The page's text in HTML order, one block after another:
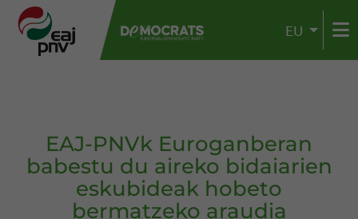
EU
EAJ-PNVk Euroganberan
babestu du aireko bidaiarien
eskubideak hobeto
bermatzeko araudia